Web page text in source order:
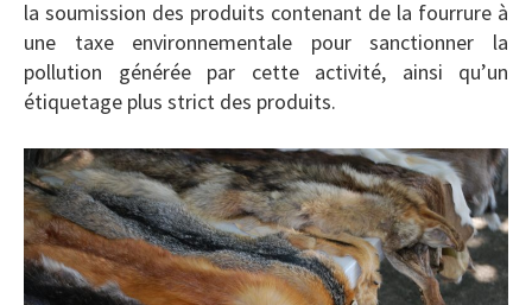
la soumission des produits contenant de la fourrure à
une taxe environnementale pour sanctionner la
pollution générée par cette activité, ainsi qu’un
étiquetage plus strict des produits.